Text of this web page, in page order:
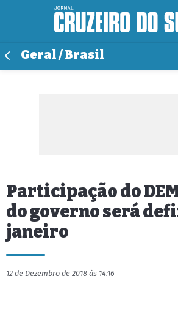
Geral / Brasil
Participação do
do governo será
janeiro
12 de Dezembro de 2018 às 14:16